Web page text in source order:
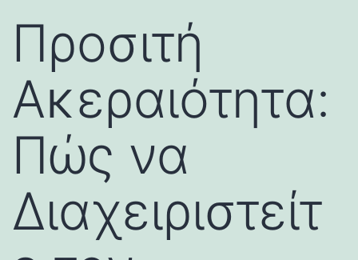
Προσιτή
Ακεραιότητα:
Πώς να
Διαχειριστείτ